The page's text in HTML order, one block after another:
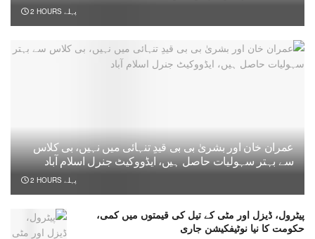
2 HOURS پہلے
عمران خان اور بشریٰ بی بی قیدِ تنہائی میں نہیں، بی کلاس
سے بہتر سہولیات حاصل ہیں، ایڈووکیٹ جنرل اسلام آباد
2 HOURS پہلے
پیٹرول، ڈیزل اور مٹی کے تیل کی قیمتوں میں کمی،
حکومت کا نیا نوٹیفکیشن جاری